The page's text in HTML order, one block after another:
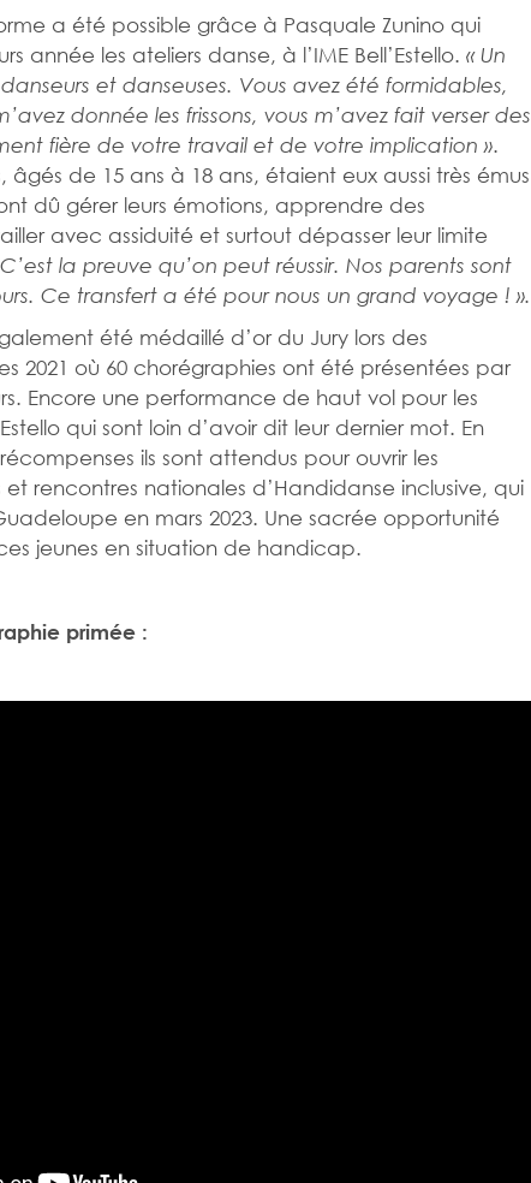
a été possible grâce à Pasquale Zunino qui
année les ateliers danse, à l’IME Bell’Estello. « Un
et danseuses. Vous avez été formidables,
donnée les frissons, vous m’avez fait verser des
fière de votre travail et de votre implication ».
âgés de 15 ans à 18 ans, étaient eux aussi très émus
dû gérer leurs émotions, apprendre des
avec assiduité et surtout dépasser leur limite
la preuve qu’on peut réussir. Nos parents sont
Ce transfert a été pour nous un grand voyage ! ».
été médaillé d’or du Jury lors des
2021 où 60 chorégraphies ont été présentées par
Encore une performance de haut vol pour les
qui sont loin d’avoir dit leur dernier mot. En
ils sont attendus pour ouvrir les
rencontres nationales d’Handidanse inclusive, qui
en mars 2023. Une sacrée opportunité
jeunes en situation de handicap.
primée :